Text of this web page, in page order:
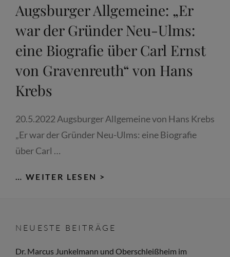
ERNST
VON
GRAVENREUTH.
EINE
KARRIERE
MONTGELAS
Augsburger Allgemeine: „Er
war der Gründer Neu-Ulms:
eine Biografie über Carl Ernst
von Gravenreuth“ von Hans
Krebs
20.5.2022 Augsburger Allgemeine von Hans Krebs
„Er war der Gründer Neu-Ulms: eine Biografie
über Carl …
… WEITER LESEN >
DER
GRÜNDER
NEUESTE BEITRÄGE
Dr. Marcus Junkelmann und Oberschleißheim im